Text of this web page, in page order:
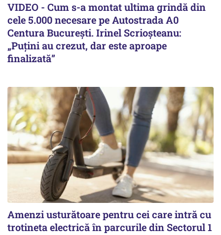
VIDEO - Cum s-a montat ultima grindă din
cele 5.000 necesare pe Autostrada A0
Centura București. Irinel Scrioșteanu:
„Puțini au crezut, dar este aproape
finalizată”
Amenzi usturătoare pentru cei care intră cu
trotineta electrică în parcurile din Sectorul 1